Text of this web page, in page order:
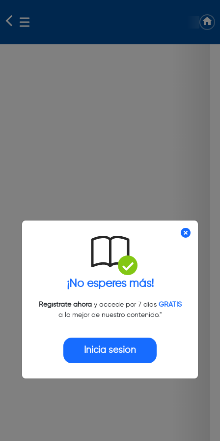
¡No esperes más!
Regístrate ahoray accede por 7 días GRATIS
a lo mejor de nuestro contenido."
Inicia sesión